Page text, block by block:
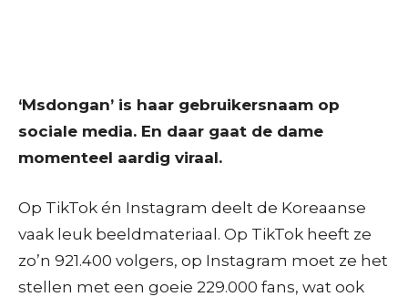
‘Msdongan’ is haar gebruikersnaam op
sociale media. En daar gaat de dame
momenteel aardig viraal.
Op TikTok én Instagram deelt de Koreaanse
vaak leuk beeldmateriaal. Op TikTok heeft ze
zo’n 921.400 volgers, op Instagram moet ze het
stellen met een goeie 229.000 fans, wat ook